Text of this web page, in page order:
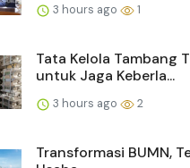
3 hours ago 1
Tata Kelola Tambang
untuk Jaga Keberla...
3 hours ago 2
Transformasi BUMN,